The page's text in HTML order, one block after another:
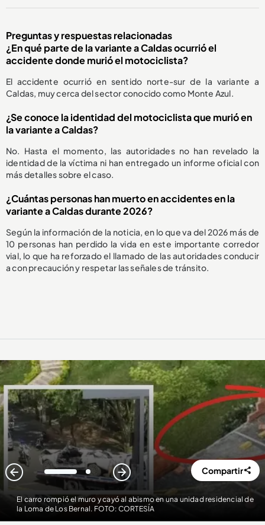
Preguntas y respuestas relacionadas
¿En qué parte de la variante a Caldas ocurrió el
accidente donde murió el motociclista?
El accidente ocurrió en sentido norte-sur de la variante a
Caldas, muy cerca del sector conocido como Monte Azul.
¿Se conoce la identidad del motociclista que murió en
la variante a Caldas?
No. Hasta el momento, las autoridades no han revelado la
identidad de la víctima ni han entregado un informe oficial con
más detalles sobre el caso.
¿Cuántas personas han muerto en accidentes en la
variante a Caldas durante 2026?
Según la información de la noticia, en lo que va del 2026 más de
10 personas han perdido la vida en este importante corredor
vial, lo que ha reforzado el llamado de las autoridades conducir
a con precaución y respetar las señales de tránsito.
El carro rompió el muro y cayó al abismo en una unidad residencial de
la Loma de Los Bernal. FOTO: CORTESÍA
1 2 Compartir